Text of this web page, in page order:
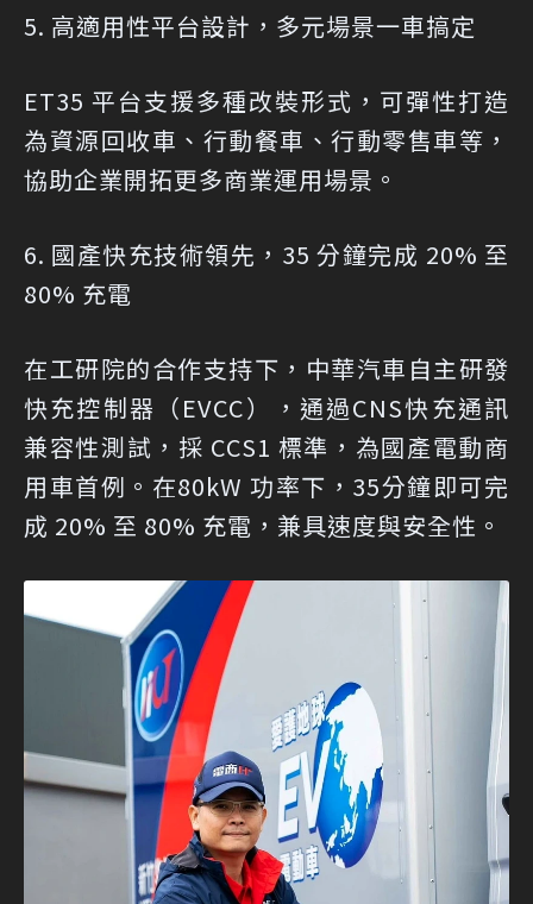
5. 高適用性平台設計，多元場景一車搞定
ET35 平台支援多種改裝形式，可彈性打造
為資源回收車、行動餐車、行動零售車等，
協助企業開拓更多商業運用場景。
6. 國產快充技術領先，35 分鐘完成 20% 至
80% 充電
在工研院的合作支持下，中華汽車自主研發
快充控制器（EVCC），通過CNS快充通訊
兼容性測試，採 CCS1 標準，為國產電動商
用車首例。在80kW 功率下，35分鐘即可完
成 20% 至 80% 充電，兼具速度與安全性。